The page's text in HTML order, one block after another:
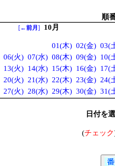
順
[←前月 ] 10月
01(木) 02(金) 03(
06(火) 07(水) 08(木) 09(金) 10(
13(火) 14(水) 15(木) 16(金) 17(
20(火) 21(水) 22(木) 23(金) 24(
27(火) 28(水) 29(木) 30(金) 31(
日付を
(チェック